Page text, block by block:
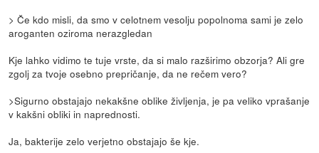
> Če kdo misli, da smo v celotnem vesolju popolnoma sami je zelo
aroganten oziroma nerazgledan
Kje lahko vidimo te tuje vrste, da si malo razširimo obzorja? Ali gre
zgolj za tvoje osebno prepričanje, da ne rečem vero?
>Sigurno obstajajo nekakšne oblike življenja, je pa veliko vprašanje
v kakšni obliki in naprednosti.
Ja, bakterije zelo verjetno obstajajo še kje.